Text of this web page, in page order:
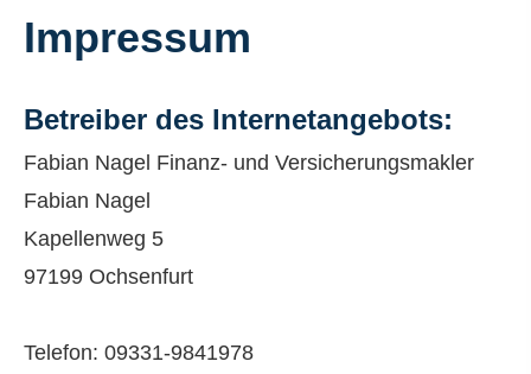
Impressum
Betreiber des Internetangebots:
Fabian Nagel Finanz- und Ver­sicherungs­makler
Fabian Nagel
Kapellenweg 5
97199 Ochsenfurt
Telefon: 09331-9841978